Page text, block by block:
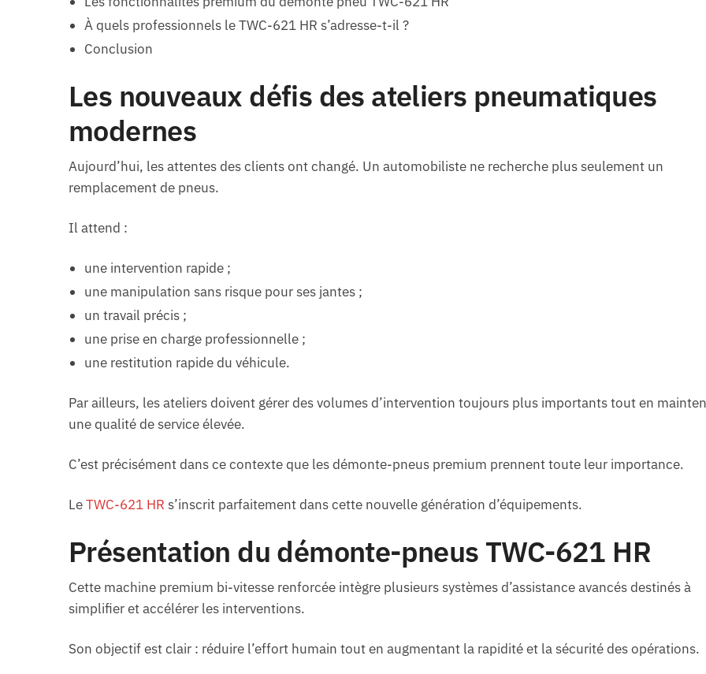
À quels professionnels le TWC-621 HR s’adresse-t-il ?
Conclusion
Les nouveaux défis des ateliers pneumatiques
modernes
Aujourd’hui, les attentes des clients ont changé. Un automobiliste ne recherche plus seulement un
remplacement de pneus.
Il attend :
une intervention rapide ;
une manipulation sans risque pour ses jantes ;
un travail précis ;
une prise en charge professionnelle ;
une restitution rapide du véhicule.
Par ailleurs, les ateliers doivent gérer des volumes d’intervention toujours plus importants tout en
une qualité de service élevée.
C’est précisément dans ce contexte que les démonte-pneus premium prennent toute leur importance.
LeTWC-621 HR s’inscrit parfaitement dans cette nouvelle génération d’équipements.
Présentation du démonte-pneus TWC-621 HR
Cette machine premium bi-vitesse renforcée intègre plusieurs systèmes d’assistance avancés destinés à
simplifier et accélérer les interventions.
Son objectif est clair : réduire l’effort humain tout en augmentant la rapidité et la sécurité des opérations.